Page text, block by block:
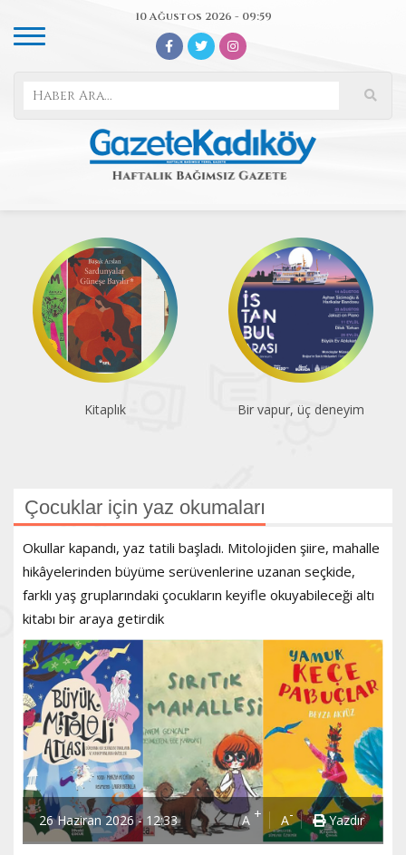
10 Ağustos 2026 - 09:59
Bir vapur, üç deneyim Atatürk Kitaplığı
Çocuklar için yaz okumaları
Okullar kapandı, yaz tatili başladı. Mitolojiden şiire, mahalle
hikâyelerinden büyüme serüvenlerine uzanan seçkide,
farklı yaş gruplarındaki çocukların keyifle okuyabileceği altı
kitabı bir araya getirdik
26 Haziran 2026 - 12:33 A + A- Yazdır